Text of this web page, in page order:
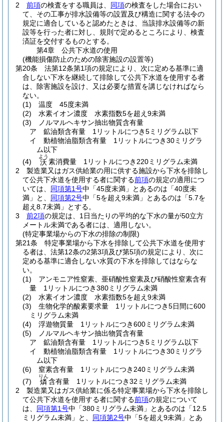
2 前項の検査をする職員は、 同項の検査をした場合におい
て、その工事が排水設備等の設置及び構造に関する法令の
規定に適合していると認めたときは、当該排水設備等の新
設等を行った者に対し、規則で定めるところにより、検査
済証を交付するものとする。
第4章
公共下水道の使用
(機能損傷防止のための除害施設の設置等)
第20条
法第12条第1項の規定により、次に定める基準に適
合しない下水を継続して排除して公共下水道を使用する者
は、除害施設を設け、又は必要な措置を講じなければなら
ない。
(1)
温度 45度未満
(2)
水素イオン濃度 水素指数5を超え9未満
(3)
ノルマルヘキサン抽出物質含有量
ア
鉱油類含有量 1リットルにつき5ミリグラム以下
イ
動植物油脂類含有量 1リットルにつき30ミリグラ
ム以下
(4)
沃
よう
素消費量 1リットルにつき220ミリグラム未満
2
製造業又はガス供給業の用に供する施設から下水を排除し
て公共下水道を使用する者に関する前項の規定の適用につ
いては、 同項第1号中「45度未満」とあるのは「40度未
満」と、 同項第2号中「5を超え9未満」とあるのは「5.7を
超え8.7未満」とする。
3
前2項の規定は、1日当たりの平均的な下水の量が50立方
メートル未満である者には、適用しない。
(特定事業場からの下水の排除の制限)
第21条
特定事業場から下水を排除して公共下水道を使用す
る者は、法第12条の2第3項及び第5項の規定により、次に
定める基準に適合しない水質の下水を排除してはならな
い。
(1)
アンモニア性窒素、亜硝酸性窒素及び硝酸性窒素含有
量 1リットルにつき380ミリグラム未満
(2)
水素イオン濃度 水素指数5を超え9未満
(3)
生物化学的酸素要求量 1リットルにつき5日間に600
ミリグラム未満
(4)
浮遊物質量 1リットルにつき600ミリグラム未満
(5)
ノルマルヘキサン抽出物質含有量
ア
鉱油類含有量 1リットルにつき5ミリグラム以下
イ
動植物油脂類含有量 1リットルにつき30ミリグラ
ム以下
(6)
窒素含有量 1リットルにつき240ミリグラム未満
(7)
燐
りん
含有量 1リットルにつき32ミリグラム未満
2
製造業又はガス供給業に係る特定事業場から下水を排除し
て公共下水道を使用する者に関する前項の規定について
は、 同項第1号中「380ミリグラム未満」とあるのは「12.5
ミリグラム未満」と、 同項第2号中「5を超え9未満」とあ